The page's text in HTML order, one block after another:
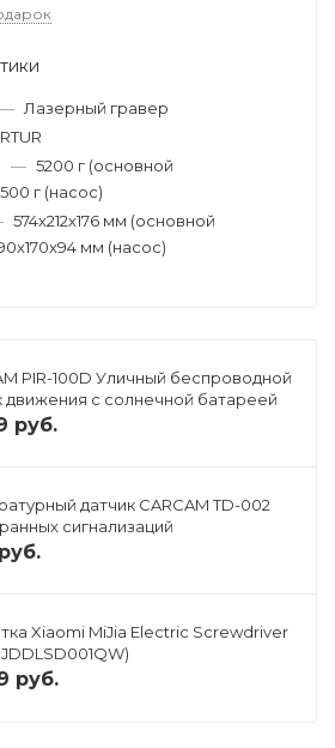
— Лазерный гравер
— 5200 г (основной
г (насос)
574х212х176 мм (основной
мм (насос)
PIR-100D Уличный беспроводной
движения с солнечной батареей
руб.
датчик CARCAM TD-002
сигнализаций
руб.
Xiaomi MiJia Electric Screwdriver
руб.